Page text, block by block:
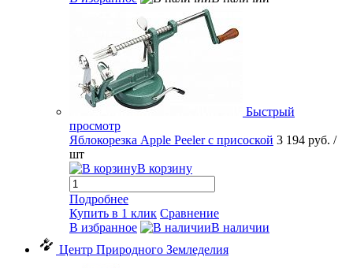
Быстрый
просмотр
Яблокорезка Apple Peeler с присоской 3 194 руб. /
шт
В корзину
Подробнее
Купить в 1 клик Сравнение
В избранное
В наличии
Центр Природного Земледелия